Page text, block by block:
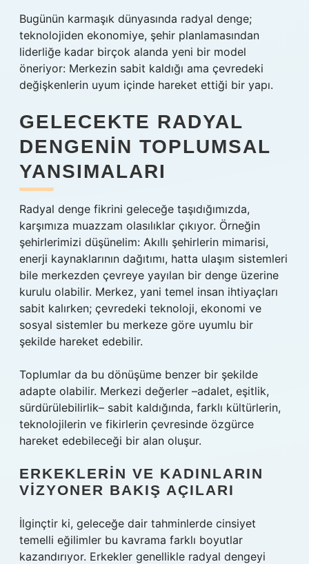
Bugünün karmaşık dünyasında radyal denge;
teknolojiden ekonomiye, şehir planlamasından
liderliğe kadar birçok alanda yeni bir model
öneriyor: Merkezin sabit kaldığı ama çevredeki
değişkenlerin uyum içinde hareket ettiği bir yapı.
GELECEKTE RADYAL
DENGENIN TOPLUMSAL
YANSIMALARI
Radyal denge fikrini geleceğe taşıdığımızda,
karşımıza muazzam olasılıklar çıkıyor. Örneğin
şehirlerimizi düşünelim: Akıllı şehirlerin mimarisi,
enerji kaynaklarının dağıtımı, hatta ulaşım sistemleri
bile merkezden çevreye yayılan bir denge üzerine
kurulu olabilir. Merkez, yani temel insan ihtiyaçları
sabit kalırken; çevredeki teknoloji, ekonomi ve
sosyal sistemler bu merkeze göre uyumlu bir
şekilde hareket edebilir.
Toplumlar da bu dönüşüme benzer bir şekilde
adapte olabilir. Merkezi değerler –adalet, eşitlik,
sürdürülebilirlik– sabit kaldığında, farklı kültürlerin,
teknolojilerin ve fikirlerin çevresinde özgürce
hareket edebileceği bir alan oluşur.
ERKEKLERIN VE KADINLARIN
VIZYONER BAKIŞ AÇILARI
İlginçtir ki, geleceğe dair tahminlerde cinsiyet
temelli eğilimler bu kavrama farklı boyutlar
kazandırıyor. Erkekler genellikle radyal dengeyi